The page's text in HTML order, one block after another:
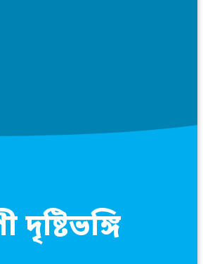
দৃষ্টিভঙ্গি